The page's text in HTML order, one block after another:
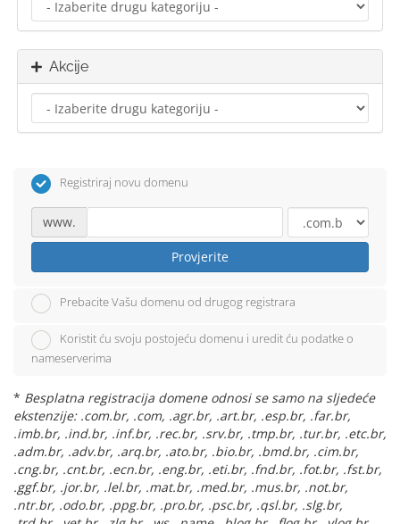
Akcije
Registriraj novu domenu
www.
Provjerite
Prebacite Vašu domenu od drugog registrara
Koristit ću svoju postojeću domenu i uredit ću podatke o
nameserverima
* Besplatna registracija domene odnosi se samo na sljedeće
ekstenzije: .com.br, .com, .agr.br, .art.br, .esp.br, .far.br,
.imb.br, .ind.br, .inf.br, .rec.br, .srv.br, .tmp.br, .tur.br, .etc.br,
.adm.br, .adv.br, .arq.br, .ato.br, .bio.br, .bmd.br, .cim.br,
.cng.br, .cnt.br, .ecn.br, .eng.br, .eti.br, .fnd.br, .fot.br, .fst.br,
.ggf.br, .jor.br, .lel.br, .mat.br, .med.br, .mus.br, .not.br,
.ntr.br, .odo.br, .ppg.br, .pro.br, .psc.br, .qsl.br, .slg.br,